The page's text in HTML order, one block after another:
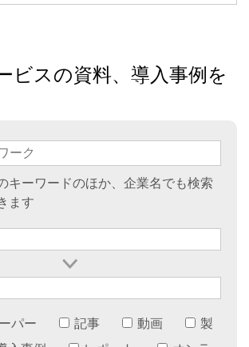
ビスの資料、導入事例を
キーワードのほか、企業名でも検索
ます
パー 記事 動画
製